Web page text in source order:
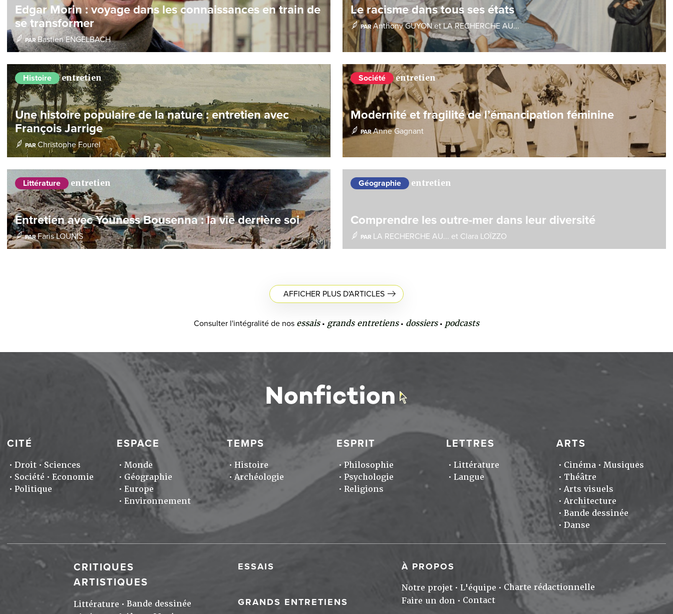
Edgar Morin : voyage dans les connaissances en train de
se transformer
PARBastien ENGELBACH
Le racisme dans tous ses états
PARAnthony GUYONetLA RECHERCHE AU...
Histoire entretien
Une histoire populaire de la nature : entretien avec
François Jarrige
PAR Christophe Fourel
Société entretien
Modernité et fragilité de l’émancipation féminine
PARAnne Gagnant
Littérature entretien
Entretien avec Youness Bousenna : la vie derrière soi
PARFaris LOUNIS
Géographie entretien
Comprendre les outre-mer dans leur diversité
PAR LA RECHERCHE AU... et Clara LOÏZZO
AFFICHER PLUS D'ARTICLES
Consulter l'intégralité de nos essais• grands entretiens• dossiers• podcasts
CITÉ
Droit
Sciences
Société
Economie
Politique
ESPACE
Monde
Géographie
Europe
Environnement
TEMPS
Histoire
Archéologie
ESPRIT
Philosophie
Psychologie
Religions
LETTRES
Littérature
Langue
ARTS
Cinéma
Musiques
Théâtre
Arts visuels
Architecture
Bande dessinée
Danse
CRITIQUES
ARTISTIQUES
Littérature
Bande dessinée
ESSAIS
GRANDS ENTRETIENS
À PROPOS
Notre projet L'équipe
Charte rédactionnelle
Faire un don
Contact